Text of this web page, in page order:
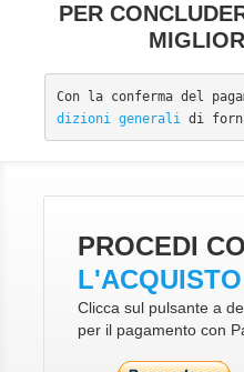
PER
Con la conferma del
dizioni generali
di
PROCEDI
L'ACQUISTO
Clicca sul pulsante a
per il pagamento con